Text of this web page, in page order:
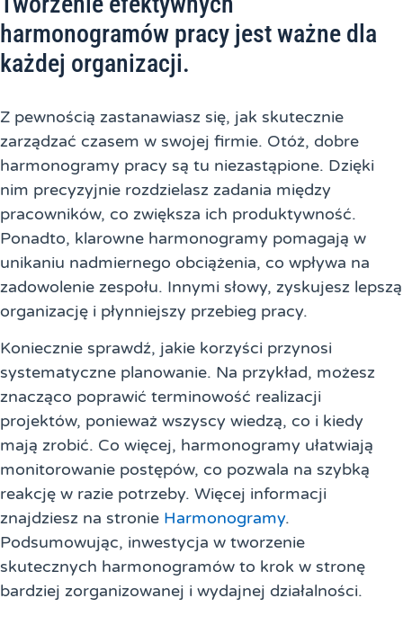
harmonogramów pracy jest ważne dla
każdej organizacji.
Z pewnością zastanawiasz się, jak skutecznie
zarządzać czasem w swojej firmie. Otóż, dobre
harmonogramy pracy są tu niezastąpione. Dzięki
nim precyzyjnie rozdzielasz zadania między
pracowników, co zwiększa ich produktywność.
Ponadto, klarowne harmonogramy pomagają w
unikaniu nadmiernego obciążenia, co wpływa na
zadowolenie zespołu. Innymi słowy, zyskujesz lepszą
organizację i płynniejszy przebieg pracy.
Koniecznie sprawdź, jakie korzyści przynosi
systematyczne planowanie. Na przykład, możesz
znacząco poprawić terminowość realizacji
projektów, ponieważ wszyscy wiedzą, co i kiedy
mają zrobić. Co więcej, harmonogramy ułatwiają
monitorowanie postępów, co pozwala na szybką
reakcję w razie potrzeby. Więcej informacji
znajdziesz na stronie Harmonogramy.
Podsumowując, inwestycja w tworzenie
skutecznych harmonogramów to krok w stronę
bardziej zorganizowanej i wydajnej działalności.